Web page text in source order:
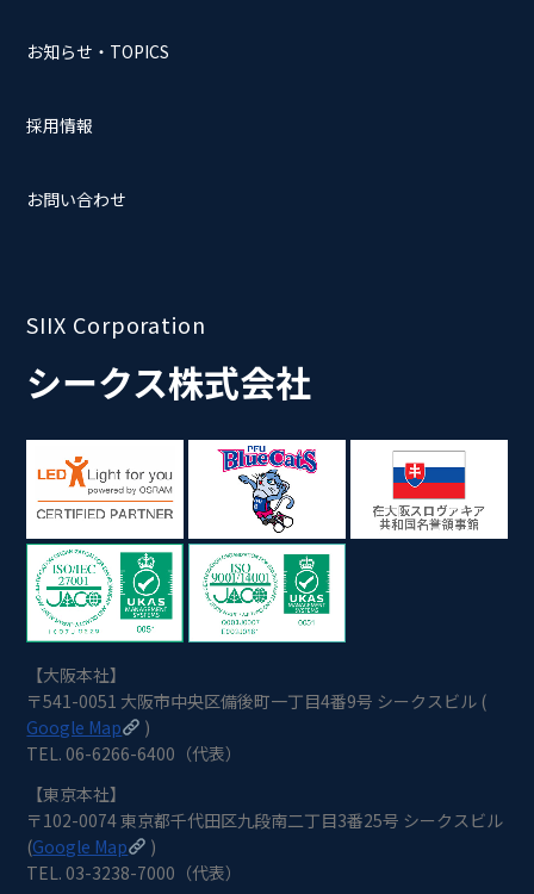
お知らせ・TOPICS
採用情報
お問い合わせ
SIIX Corporation
シークス株式会社
【大阪本社】
〒541-0051 大阪市中央区備後町一丁目4番9号 シークスビル (
Google Map
)
TEL. 06-6266-6400（代表）
【東京本社】
〒102-0074 東京都千代田区九段南二丁目3番25号 シークスビル
(Google Map
)
TEL. 03-3238-7000（代表）